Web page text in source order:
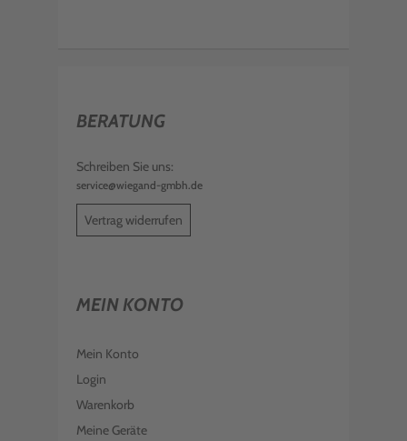
BERATUNG
Schreiben Sie uns:
service@wiegand-gmbh.de
Vertrag widerrufen
MEIN KONTO
Mein Konto
Login
Warenkorb
Meine Geräte